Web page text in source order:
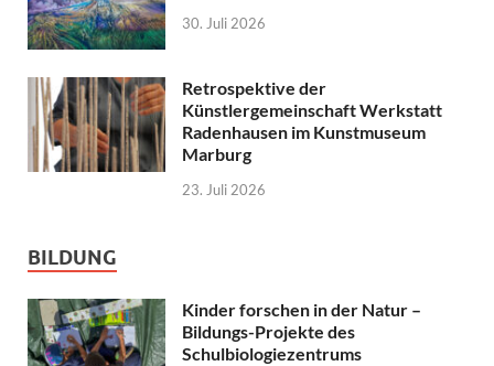
30. Juli 2026
Retrospektive der
Künstlergemeinschaft Werkstatt
Radenhausen im Kunstmuseum
Marburg
23. Juli 2026
BILDUNG
Kinder forschen in der Natur –
Bildungs-Projekte des
Schulbiologiezentrums